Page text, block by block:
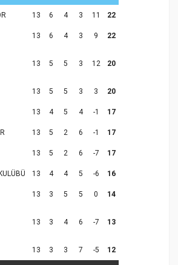
13 6 4 3 11 22
13 6 4 3 9 22
13 5 5 3 12 20
13 5 5 3 3 20
13 4 5 4 -1 17
13 5 2 6 -1 17
13 5 2 6 -7 17
13 4 4 5 -6 16
13 3 5 5 0 14
13 3 4 6 -7 13
13 3 3 7 -5 12